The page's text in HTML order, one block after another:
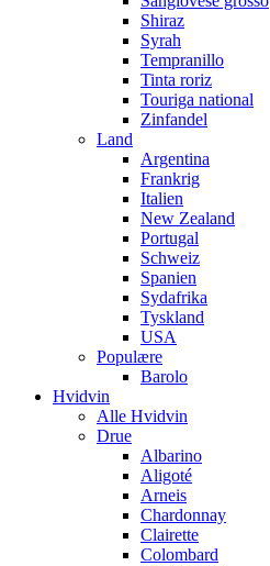
Shiraz
Syrah
Tempranillo
Tinta roriz
Touriga national
Zinfandel
Land
Argentina
Frankrig
Italien
New Zealand
Portugal
Schweiz
Spanien
Sydafrika
Tyskland
USA
Populære
Barolo
Hvidvin
Alle Hvidvin
Drue
Albarino
Aligoté
Arneis
Chardonnay
Clairette
Colombard